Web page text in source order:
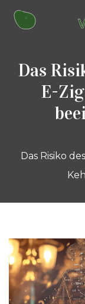
Das
E-
Das Risiko